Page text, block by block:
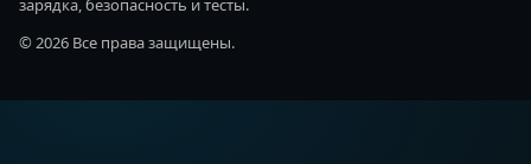
зарядка, безопасность и тесты.
© 2026 Все права защищены.